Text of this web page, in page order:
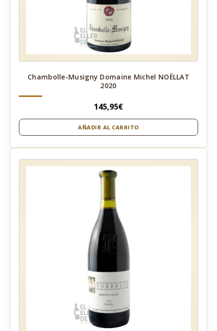
Chambolle-Musigny Domaine Michel NOËLLAT
2020
145,95€
AÑADIR AL CARRITO